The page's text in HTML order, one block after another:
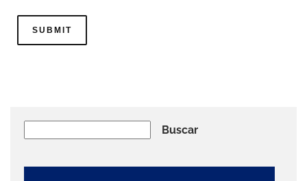
Buscar